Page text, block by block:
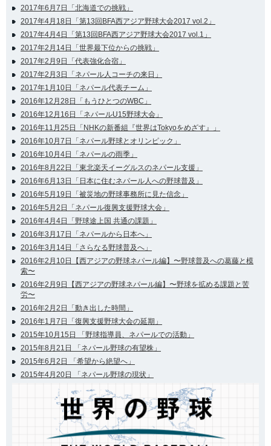
2017年6月7日「北海道での挑戦」
2017年4月18日「第13回BFA西アジア野球大会2017 vol.2」
2017年4月4日「第13回BFA西アジア野球大会2017 vol.1」
2017年2月14日「世界最下位からの挑戦」
2017年2月9日「代表強化合宿」
2017年2月3日「ネパール人コーチの来日」
2017年1月10日「ネパール代表チーム」
2016年12月28日「もうひとつのWBC」
2016年12月16日「ネパールU15野球大会」
2016年11月25日「NHKの新番組『世界はTokyoをめざす』」
2016年10月7日「ネパール野球とオリンピック」
2016年10月4日「ネパールの雨季」
2016年8月22日「東北楽天イーグルスのネパール支援」
2016年6月13日「日本に住むネパール人への野球普及」
2016年5月19日「被災地の野球事務所に見た信念」
2016年5月2日「ネパール復興支援野球大会」
2016年4月4日「野球途上国 共通の課題」
2016年3月17日「ネパールから日本へ」
2016年3月14日「さらなる野球普及へ」
2016年2月10日【西アジアの野球ネパール編】〜野球普及への葛藤と模
索〜
2016年2月9日【西アジアの野球ネパール編】〜野球を拡める課題と苦
労〜
2016年2月2日「動き出した時間」
2016年1月7日「復興支援野球大会の延期」
2015年10月15日 「野球指導員、ネパールでの活動」
2015年8月21日 「ネパール野球の有望株」
2015年6月2日 「希望から絶望へ」
2015年4月20日 「ネパール野球の現状」